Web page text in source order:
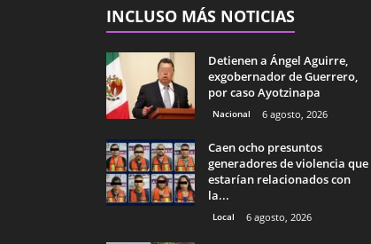
INCLUSO MÁS NOTICIAS
Detienen a Ángel Aguirre,
exgobernador de Guerrero,
por caso Ayotzinapa
Nacional 6 agosto, 2026
Caen ocho presuntos
generadores de violencia que
estarían relacionados con
la...
Local 6 agosto, 2026